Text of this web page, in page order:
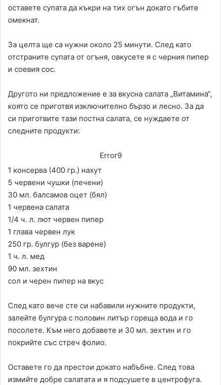
оставете супата да къкри на тих огън докато гъбите
омекнат.
За целта ще са нужни около 25 минути. След като
отстраните супата от огъня, овкусете я с черния пипер
и соевия сос.
Другото ни предложение е за вкусна салата „Витамина“,
която се приготвя изключително бързо и лесно. За да
си приготвите тази постна салата, се нуждаете от
следните продукти:
Error9
1 консерва (400 гр.) нахут
5 червени чушки (печени)
30 мл. балсамов оцет (бял)
1 червена салата
1/4 ч. л. лют червен пипер
1 глава червен лук
250 гр. булгур (без варене)
1 ч. л. мед
90 мл. зехтин
сол и черен пипер на вкус
След като вече сте си набавили нужните продукти,
залейте булгура с половин литър гореща вода и го
посолете. Към него добавете и 30 мл. зехтин и го
покрийте със стреч фолио.
Оставете го да престои докато набъбне. След това
измийте добре салатата и я подсушете в центрофуга.